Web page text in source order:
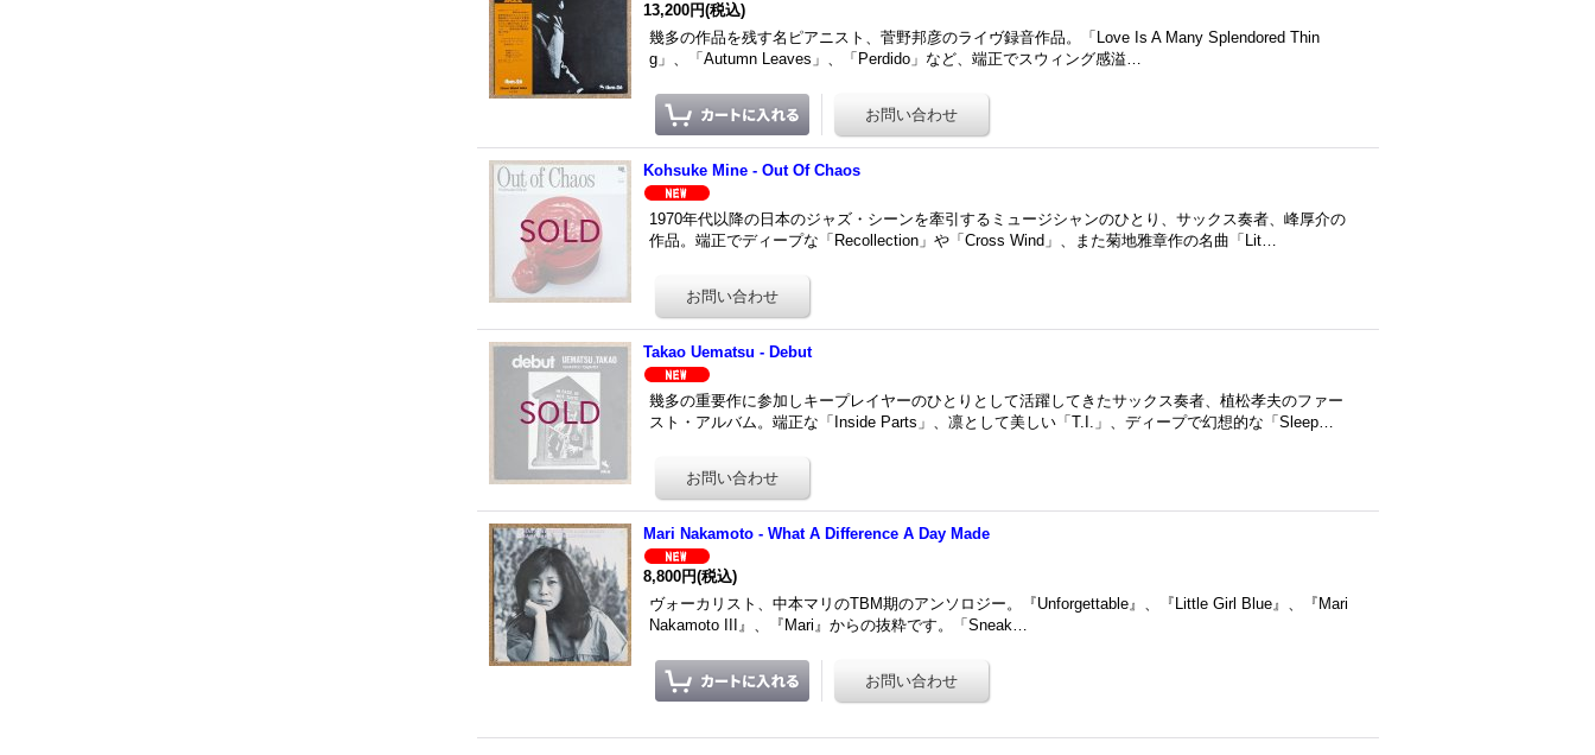
13,200円(税込)
幾多の作品を残す名ピアニスト、菅野邦彦のライヴ録音作品。「Love Is A Many Splendored Thin
g」、「Autumn Leaves」、「Perdido」など、端正でスウィング感溢…
Kohsuke Mine - Out Of Chaos
1970年代以降の日本のジャズ・シーンを牽引するミュージシャンのひとり、サックス奏者、峰厚介の
作品。端正でディープな「Recollection」や「Cross Wind」、また菊地雅章作の名曲「Lit…
Takao Uematsu - Debut
幾多の重要作に参加しキープレイヤーのひとりとして活躍してきたサックス奏者、植松孝夫のファー
スト・アルバム。端正な「Inside Parts」、凛として美しい「T.I.」、ディープで幻想的な「Sleep…
Mari Nakamoto - What A Difference A Day Made
8,800円(税込)
ヴォーカリスト、中本マリのTBM期のアンソロジー。『Unforgettable』、『Little Girl Blue』、『Mari
Nakamoto III』、『Mari』からの抜粋です。「Sneak…